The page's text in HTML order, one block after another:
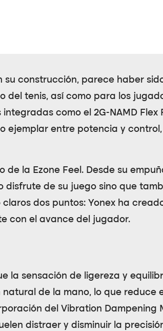
su construcción, parece haber
del tenis, así como para los
como el 2G-NAMD Flex
ejemplar entre potencia y
de la Ezone Feel . Desde su
disfrute de su juego sino que
dos puntos: Yonex ha
con el avance del jugador.
la sensación de ligereza y
de la mano, lo que reduce
del Vibration Dampening
distraer y disminuir la